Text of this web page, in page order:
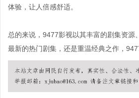
体验，让人倍感舒适。
总的来说，9477影视以其丰富的剧集资
最新的热门剧集，还是重温经典之作，